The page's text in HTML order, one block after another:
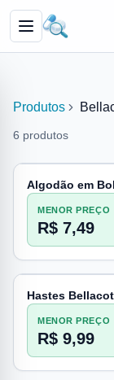
Produtos
6 produtos
Algodão em
MENOR PREÇO
R$ 7,49
Hastes
MENOR PREÇO
R$ 9,99